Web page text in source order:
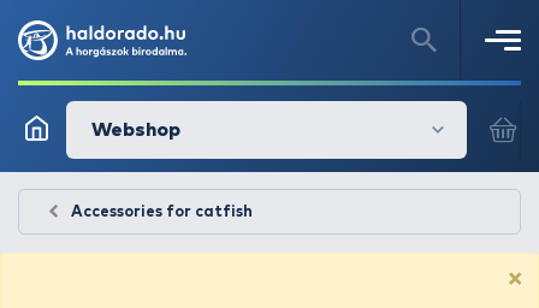
Webshop
Accessories for catfish
×